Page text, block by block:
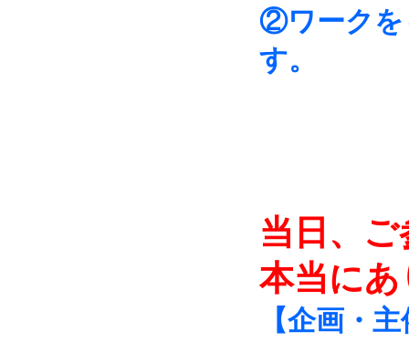
②ワークを
す。
当日、
本当に
【企画・